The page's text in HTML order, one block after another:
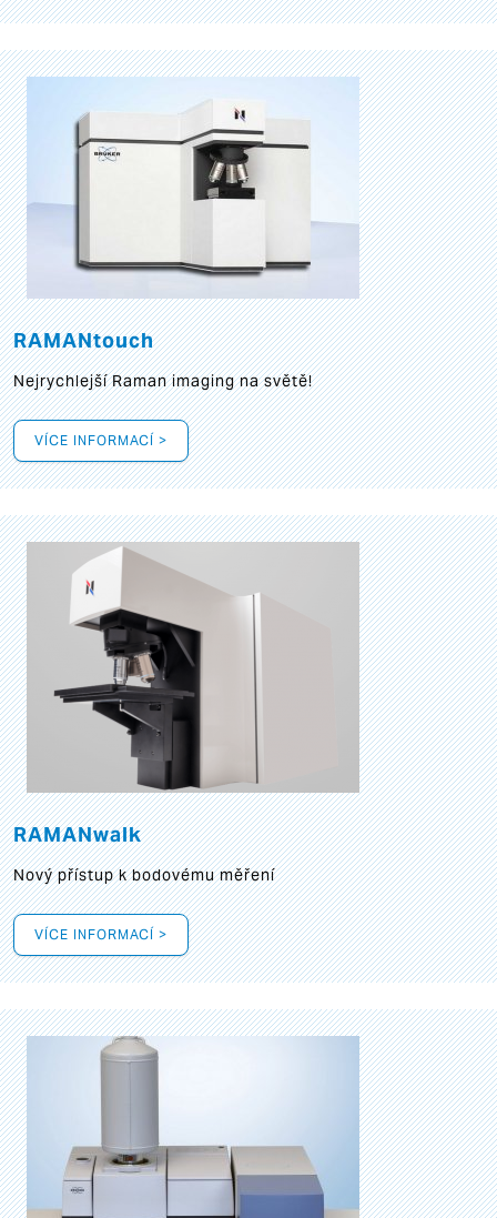
RAMANtouch
Nejrychlejší Raman imaging na světě!
VÍCE INFORMACÍ >
RAMANwalk
Nový přístup k bodovému měření
VÍCE INFORMACÍ >